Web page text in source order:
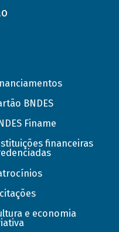
BNDES
Finame
financeiras
e economia